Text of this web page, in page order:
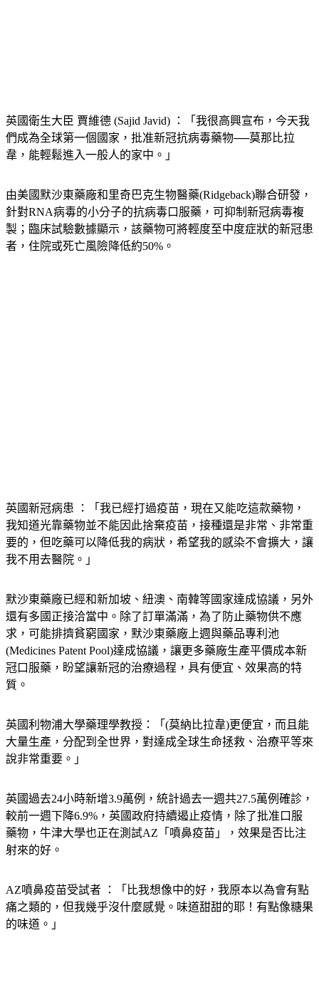
英國衛生大臣 賈維德 (Sajid Javid) ：「我很高興宣布，今天我
們成為全球第一個國家，批准新冠抗病毒藥物──莫那比拉
韋，能輕鬆進入一般人的家中。」
由美國默沙東藥廠和里奇巴克生物醫藥(Ridgeback)聯合研發，
針對RNA病毒的小分子的抗病毒口服藥，可抑制新冠病毒複
製；臨床試驗數據顯示，該藥物可將輕度至中度症狀的新冠患
者，住院或死亡風險降低約50%。
英國新冠病患 ：「我已經打過疫苗，現在又能吃這款藥物，
我知道光靠藥物並不能因此捨棄疫苗，接種還是非常、非常重
要的，但吃藥可以降低我的病狀，希望我的感染不會擴大，讓
我不用去醫院。」
默沙東藥廠已經和新加坡、紐澳、南韓等國家達成協議，另外
還有多國正接洽當中。除了訂單滿滿，為了防止藥物供不應
求，可能排擠貧窮國家，默沙東藥廠上週與藥品專利池
(Medicines Patent Pool)達成協議，讓更多藥廠生產平價成本新
冠口服藥，盼望讓新冠的治療過程，具有便宜、效果高的特
質。
英國利物浦大學藥理學教授：「(莫納比拉韋)更便宜，而且能
大量生產，分配到全世界，對達成全球生命拯救、治療平等來
說非常重要。」
英國過去24小時新增3.9萬例，統計過去一週共27.5萬例確診，
較前一週下降6.9%，英國政府持續遏止疫情，除了批准口服
藥物，牛津大學也正在測試AZ「噴鼻疫苗」，效果是否比注
射來的好。
AZ噴鼻疫苗受試者 ：「比我想像中的好，我原本以為會有點
痛之類的，但我幾乎沒什麼感覺。味道甜甜的耶！有點像糖果
的味道。」